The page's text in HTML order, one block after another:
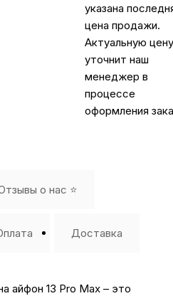
указана
цена продажи.
Актуальную цену
уточнит наш
менеджер в
процессе
оформления
о нас ⭐️
Доставка
айфон 13 Pro Max – это